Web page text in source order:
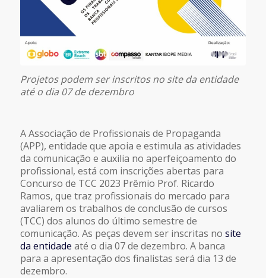
Projetos podem ser inscritos no site da entidade
até o dia 07 de dezembro
A Associação de Profissionais de Propaganda
(APP), entidade que apoia e estimula as atividades
da comunicação e auxilia no aperfeiçoamento do
profissional, está com inscrições abertas para
Concurso de TCC 2023 Prêmio Prof. Ricardo
Ramos, que traz profissionais do mercado para
avaliarem os trabalhos de conclusão de cursos
(TCC) dos alunos do último semestre de
comunicação. As peças devem ser inscritas no site
da entidade até o dia 07 de dezembro. A banca
para a apresentação dos finalistas será dia 13 de
dezembro.